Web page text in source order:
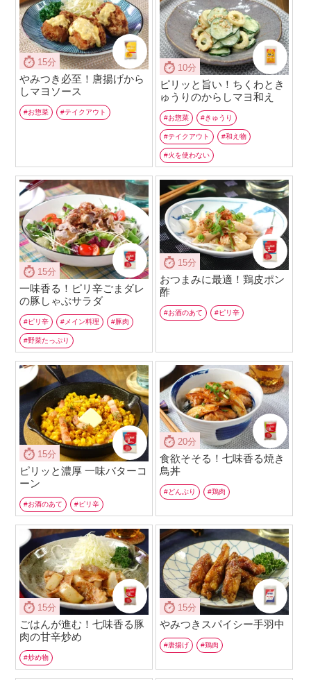
15分
やみつき必至！唐揚げから
しマヨソース
お惣菜 テイクアウト
10分
ピリッと旨い！ちくわとき
ゅうりのからしマヨ和え
お惣菜 きゅうり
テイクアウト 和え物
火を使わない
15分
一味香る！ピリ辛ごまダレ
の豚しゃぶサラダ
ピリ辛 メイン料理 豚肉
野菜たっぷり
15分
おつまみに最適！鶏皮ポン
酢
お酒のあて ピリ辛
15分
ピリッと濃厚 一味バターコ
ーン
お酒のあて ピリ辛
20分
食欲そそる！七味香る焼き
鳥丼
どんぶり 鶏肉
15分
ごはんが進む！七味香る豚
肉の甘辛炒め
炒め物
15分
やみつきスパイシー手羽中
唐揚げ 鶏肉